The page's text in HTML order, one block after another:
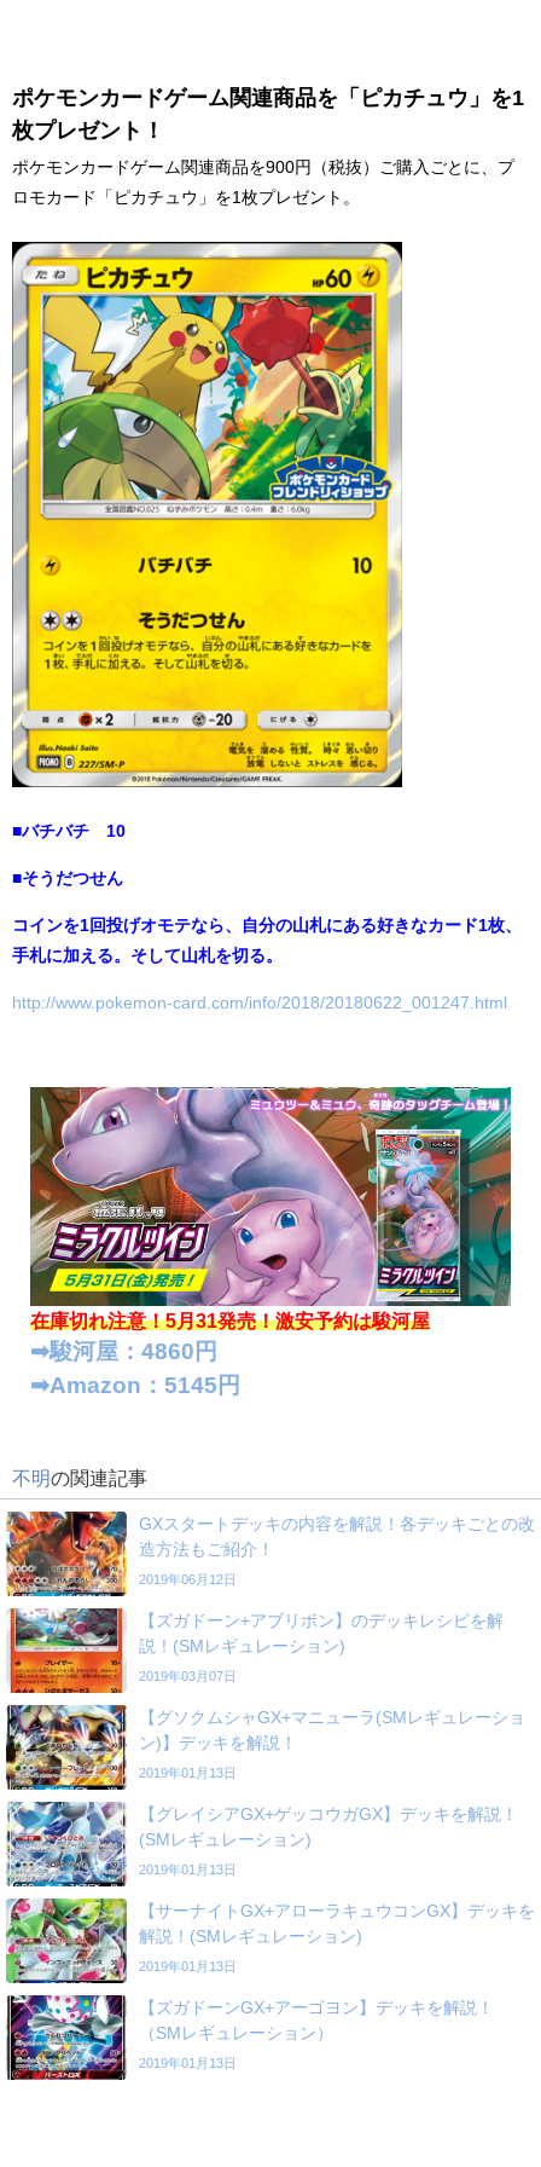
ポケモンカードゲーム関連商品を「ピカチュウ」を1
枚プレゼント！
ポケモンカードゲーム関連商品を900円（税抜）ご購入ごとに、プ
ロモカード「ピカチュウ」を1枚プレゼント。
■バチバチ 10
■そうだつせん
コインを1回投げオモテなら、自分の山札にある好きなカード1枚、
手札に加える。そして山札を切る。
http://www.pokemon-card.com/info/2018/20180622_001247.html
在庫切れ注意！5月31発売！激安予約は駿河屋
➡︎駿河屋：4860円
➡︎Amazon：5145円
不明の関連記事
GXスタートデッキの内容を解説！各デッキごとの改
造方法もご紹介！
2019年06月12日
【ズガドーン+アブリボン】のデッキレシピを解
説！(SMレギュレーション)
2019年03月07日
【グソクムシャGX+マニューラ(SMレギュレーショ
ン)】デッキを解説！
2019年01月13日
【グレイシアGX+ゲッコウガGX】デッキを解説！
(SMレギュレーション)
2019年01月13日
【サーナイトGX+アローラキュウコンGX】デッキを
解説！(SMレギュレーション)
2019年01月13日
【ズガドーンGX+アーゴヨン】デッキを解説！
（SMレギュレーション）
2019年01月13日